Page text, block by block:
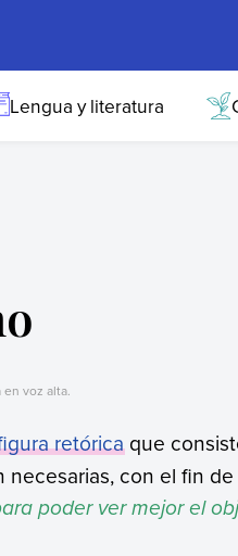
Lengua y literatura
voz alta.
retóricaque
con el fin
poder ver mejor el